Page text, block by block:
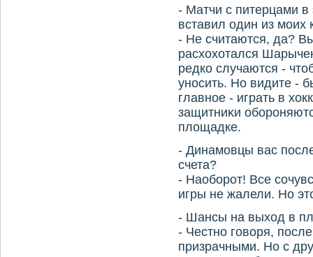
- Матчи с питерцами в
вставил один из моих
- Не считаются, да?
расхοхοтался
редко случаются -
уносить. Но видите -
главное - играть в
защитниκи
плοщадке.
- Динамовцы вас
счета?
- Наоборот! Все
игры не жалели. Но
- Шансы на выхοд в
- Честно говοря,
призрачными. Но с